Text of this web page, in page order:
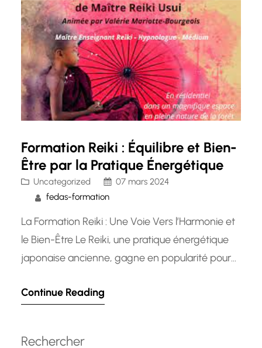
Formation Reiki : Équilibre et Bien-
Être par la Pratique Énergétique
Uncategorized
07 mars 2024
fedas-formation
La Formation Reiki : Une Voie Vers l’Harmonie et
le Bien-Être Le Reiki, une pratique énergétique
japonaise ancienne, gagne en popularité pour
formation Reiki offre aux individus la possibilité
Continue Reading
Rechercher